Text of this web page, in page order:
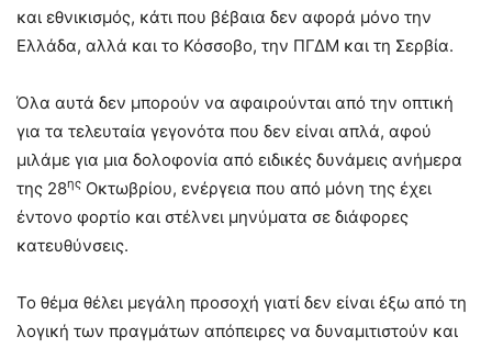
και εθνικισμός, κάτι που βέβαια δεν αφορά μόνο την
Ελλάδα, αλλά και το Κόσσοβο, την ΠΓΔΜ και τη Σερβία.
Όλα αυτά δεν μπορούν να αφαιρούνται από την οπτική
για τα τελευταία γεγονότα που δεν είναι απλά, αφού
μιλάμε για μια δολοφονία από ειδικές δυνάμεις ανήμερα
της 28ης Οκτωβρίου, ενέργεια που από μόνη της έχει
έντονο φορτίο και στέλνει μηνύματα σε διάφορες
κατευθύνσεις.
Το θέμα θέλει μεγάλη προσοχή γιατί δεν είναι έξω από τη
λογική των πραγμάτων απόπειρες να δυναμιτιστούν και